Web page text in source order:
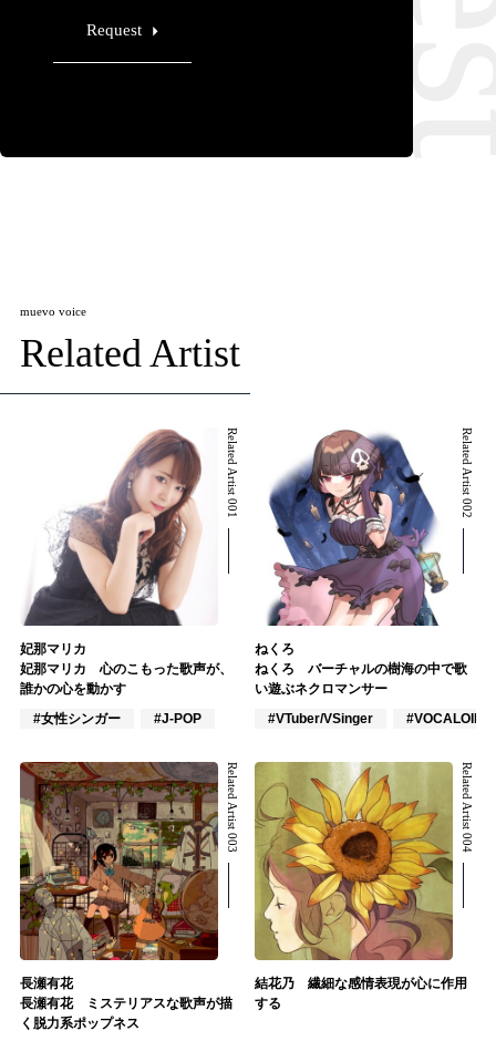
Request
muevo voice
Related Artist
Related Artist 001
妃那マリカ
妃那マリカ 心のこもった歌声が、
誰かの心を動かす
#女性シンガー
#J-POP
Related Artist 002
ねくろ
ねくろ バーチャルの樹海の中で歌
い遊ぶネクロマンサー
#VTuber/VSinger
#VOCALOID
Related Artist 003
長瀬有花
長瀬有花 ミステリアスな歌声が描
く脱力系ポップネス
Related Artist 004
結花乃 繊細な感情表現が心に作用
する